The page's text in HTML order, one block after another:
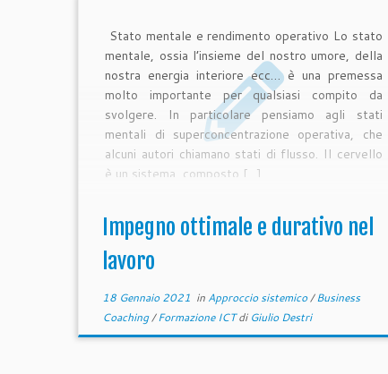
Stato mentale e rendimento operativo Lo stato
mentale, ossia l’insieme del nostro umore, della
nostra energia interiore ecc… è una premessa
molto importante per qualsiasi compito da
svolgere. In particolare pensiamo agli stati
mentali di superconcentrazione operativa, che
alcuni autori chiamano stati di flusso. Il cervello
è un sistema, composto […]
Impegno ottimale e durativo nel
lavoro
18 Gennaio 2021 in Approccio sistemico/Business
Coaching/Formazione ICTdi Giulio Destri